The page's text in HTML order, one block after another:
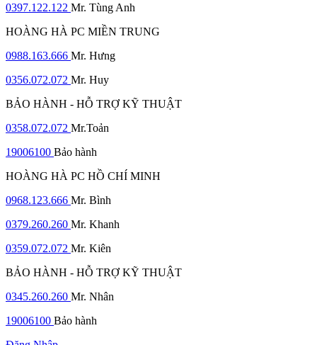
0397.122.122 Mr. Tùng Anh
HOÀNG HÀ PC MIỀN TRUNG
0988.163.666 Mr. Hưng
0356.072.072 Mr. Huy
BẢO HÀNH - HỖ TRỢ KỸ THUẬT
0358.072.072 Mr.Toản
19006100 Bảo hành
HOÀNG HÀ PC HỒ CHÍ MINH
0968.123.666 Mr. Bình
0379.260.260 Mr. Khanh
0359.072.072 Mr. Kiên
BẢO HÀNH - HỖ TRỢ KỸ THUẬT
0345.260.260 Mr. Nhân
19006100 Bảo hành